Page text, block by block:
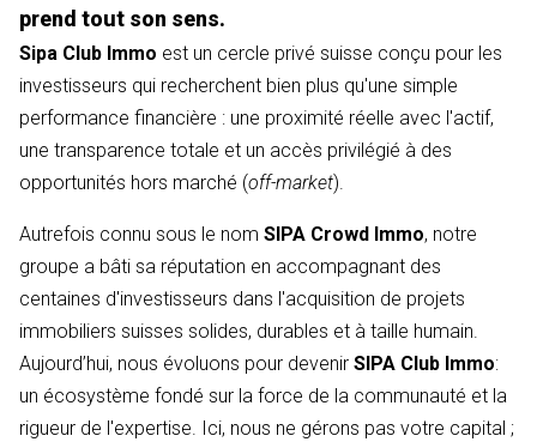
prend tout son sens.
Sipa Club Immo est un cercle privé suisse conçu pour les
investisseurs qui recherchent bien plus qu'une simple
performance financière : une proximité réelle avec l'actif,
une transparence totale et un accès privilégié à des
opportunités hors marché (off-market).
Autrefois connu sous le nom SIPA Crowd Immo, notre
groupe a bâti sa réputation en accompagnant des
centaines d'investisseurs dans l'acquisition de projets
immobiliers suisses solides, durables et à taille humain.
Aujourd’hui, nous évoluons pour devenir SIPA Club Immo:
un écosystème fondé sur la force de la communauté et la
rigueur de l'expertise. Ici, nous ne gérons pas votre capital ;